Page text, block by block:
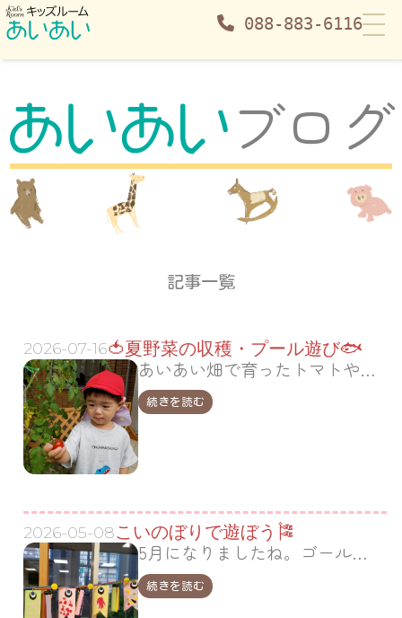
088-883-6116
あいあいブログ | キッズルームあいあい
ブログ
記事一覧
🍅夏野菜の収穫・プール遊び🐟
2026-07-16
あいあい畑で育ったトマトやナスを子どもたちと一緒に収穫しました。 みてみて🍅赤いよ～☺ つるつるしてる～✨ 獲れたよ🍅ハイ、チーズ📸✨ いっぱいできたよ☺ どれにしようかな❓ これにき～め～た✨✨🍅 大きなナスもピーマンもできたよ～🍆 ほら…
続きを読む
こいのぼりで遊ぼう🎏
2026-05-08
5月になりましたね。ゴールデンウイークが終わり、あいあいに元気な子どもたちの声が帰ってきました🎶 ４月に先生といっしょに作ったこいのぼり🎏１歳児さんはタンポで模様付けを、２歳児さんはハサミの1回切りに挑戦しました。 できあがったこいのぼりをもって相生町公園に出かけまし…
続きを読む